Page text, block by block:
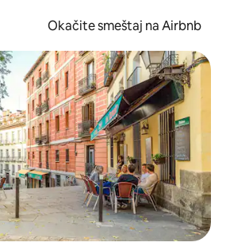
Okačite smeštaj na Airbnb